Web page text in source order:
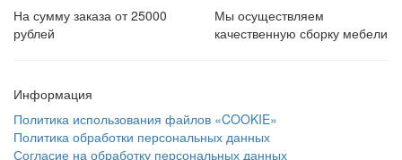
На сумму заказа от 25000
рублей
Мы осуществляем
качественную сборку мебели
Информация
Политика использования файлов «COOKIE»
Политика обработки персональных данных
Согласие на обработку персональных данных